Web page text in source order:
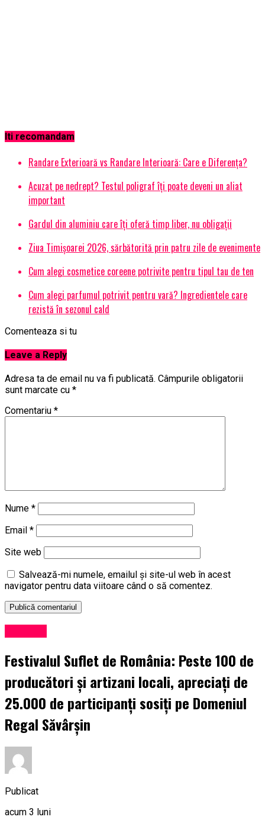
Iti recomandam
Randare Exterioară vs Randare Interioară: Care e Diferența?
Acuzat pe nedrept? Testul poligraf îţi poate deveni un aliat
important
Gardul din aluminiu care îți oferă timp liber, nu obligații
Ziua Timișoarei 2026, sărbătorită prin patru zile de evenimente
Cum alegi cosmetice coreene potrivite pentru tipul tau de ten
Cum alegi parfumul potrivit pentru vară? Ingredientele care
rezistă în sezonul cald
Comenteaza si tu
Leave a Reply
Adresa ta de email nu va fi publicată. Câmpurile obligatorii
sunt marcate cu *
Comentariu *
Nume *
Email *
Site web
Salvează-mi numele, emailul și site-ul web în acest
navigator pentru data viitoare când o să comentez.
Festivalul Suflet de România: Peste 100 de
producători și artizani locali, apreciați de
25.000 de participanți sosiți pe Domeniul
Regal Săvârșin
Publicat
acum 3 luni